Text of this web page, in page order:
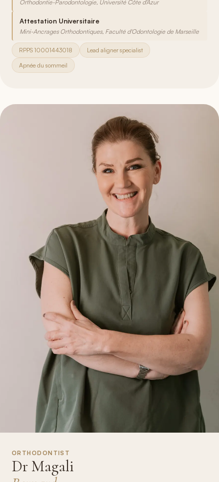
Orthodontie-Parodontologie, Université Côte d'Azur
Attestation Universitaire
Mini-Ancrages Orthodontiques, Faculté d'Odontologie de Marseille
RPPS 10001443018 Lead aligner specialist
Apnée du sommeil
ORTHODONTIST
Dr Magali